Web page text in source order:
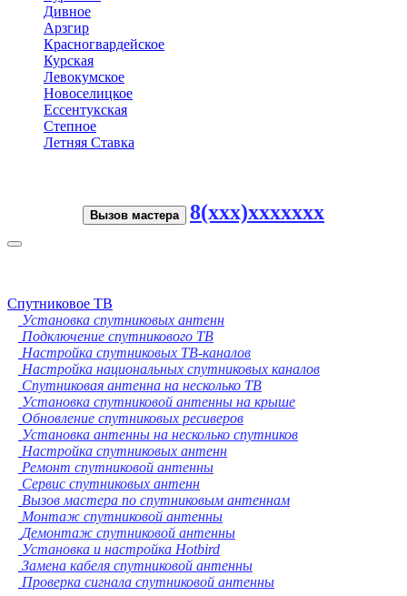
Дивное
Арзгир
Красногвардейское
Курская
Левокумское
Новоселицкое
Ессентукская
Степное
Летняя Ставка
Вызов мастера 8(xxx)xxxxxxx
Toggle
Спутниковое ТВ
Установка спутниковых антенн
Подключение спутникового ТВ
Настройка спутниковых ТВ-каналов
Настройка национальных спутниковых каналов
Спутниковая антенна на несколько ТВ
Установка спутниковой антенны на крыше
Обновление спутниковых ресиверов
Установка антенны на несколько спутников
Настройка спутниковых антенн
Ремонт спутниковой антенны
Сервис спутниковых антенн
Вызов мастера по спутниковым антеннам
Монтаж спутниковой антенны
Демонтаж спутниковой антенны
Установка и настройка Hotbird
Замена кабеля спутниковой антенны
Проверка сигнала спутниковой антенны